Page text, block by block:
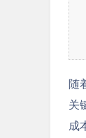
随
关
成